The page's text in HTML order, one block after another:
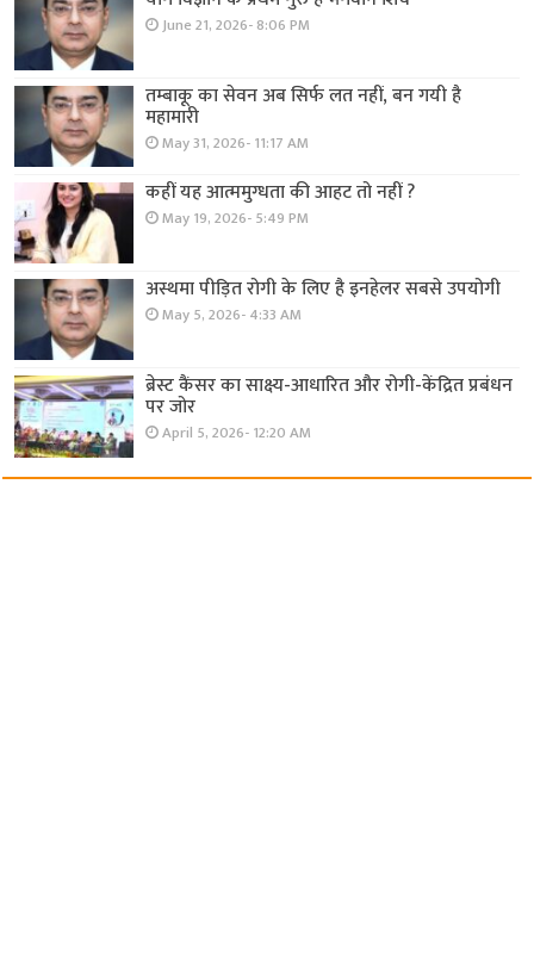
June 21, 2026- 8:06 PM
तम्बाकू का सेवन अब सिर्फ लत नहीं, बन गयी है
महामारी
May 31, 2026- 11:17 AM
कहीं यह आत्ममुग्धता की आहट तो नहीं ?
May 19, 2026- 5:49 PM
अस्थमा पीड़ित रोगी के लिए है इनहेलर सबसे उपयोगी
May 5, 2026- 4:33 AM
ब्रेस्ट कैंसर का साक्ष्य-आधारित और रोगी-केंद्रित प्रबंधन
पर जोर
April 5, 2026- 12:20 AM